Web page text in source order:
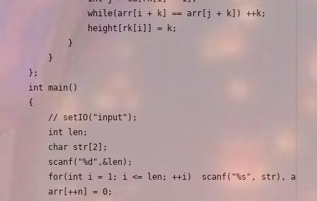
            while(arr[i + k] == arr[j + k]) ++k;
            height[rk[i]] = k;
        }
    }
};
int main()
{
    // setIO("input");
    int len;
    char str[2];
    scanf("%d",&len);
for(int i = 1; i <= len; ++i)  scanf("%s", str),
    arr[++n] = 0;